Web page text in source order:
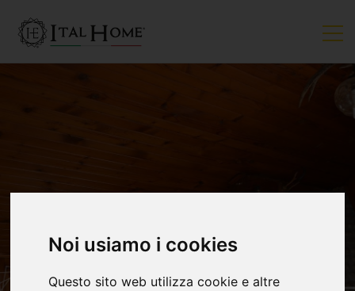
Noi usiamo i cookies
Questo sito web utilizza cookie e altre